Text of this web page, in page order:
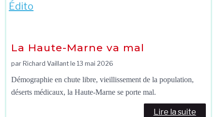
Édito
La Haute-Marne va mal
par Richard Vaillant le 13 mai 2026
Démographie en chute libre, vieillissement de la population,
déserts médicaux, la Haute-Marne se porte mal.
Lire la suite